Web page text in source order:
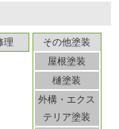
理
その他塗装
屋根塗装
樋塗装
外構・エクス
テリア塗装